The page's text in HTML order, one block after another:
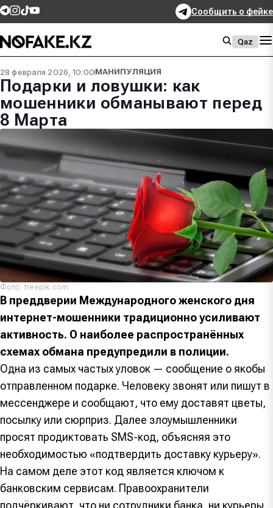
Сообщить о фейке
Qaz
28 февраля 2026, 10:00МАНИПУЛЯЦИЯ
Подарки и ловушки: как
мошенники обманывают перед
8 Марта
Фото: freepik.com
В преддверии Международного женского дня
интернет-мошенники традиционно усиливают
активность. О наиболее распространённых
схемах обмана предупредили в полиции.
Одна из самых частых уловок — сообщение о якобы
отправленном подарке. Человеку звонят или пишут в
мессенджере и сообщают, что ему доставят цветы,
посылку или сюрприз. Далее злоумышленники
просят продиктовать SMS-код, объясняя это
необходимостью «подтвердить доставку курьеру».
На самом деле этот код является ключом к
банковским сервисам. Правоохранители
подчёркивают, что ни сотрудники банка, ни курьеры,